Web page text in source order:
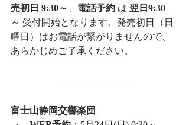
売初日 9:30～ 、 電話予約 は 翌日9:30
～ 受付開始となります。発売初日（日
曜日）はお電話が繋がりませんので、
あらかじめご了承ください。
富士山静岡交響楽団